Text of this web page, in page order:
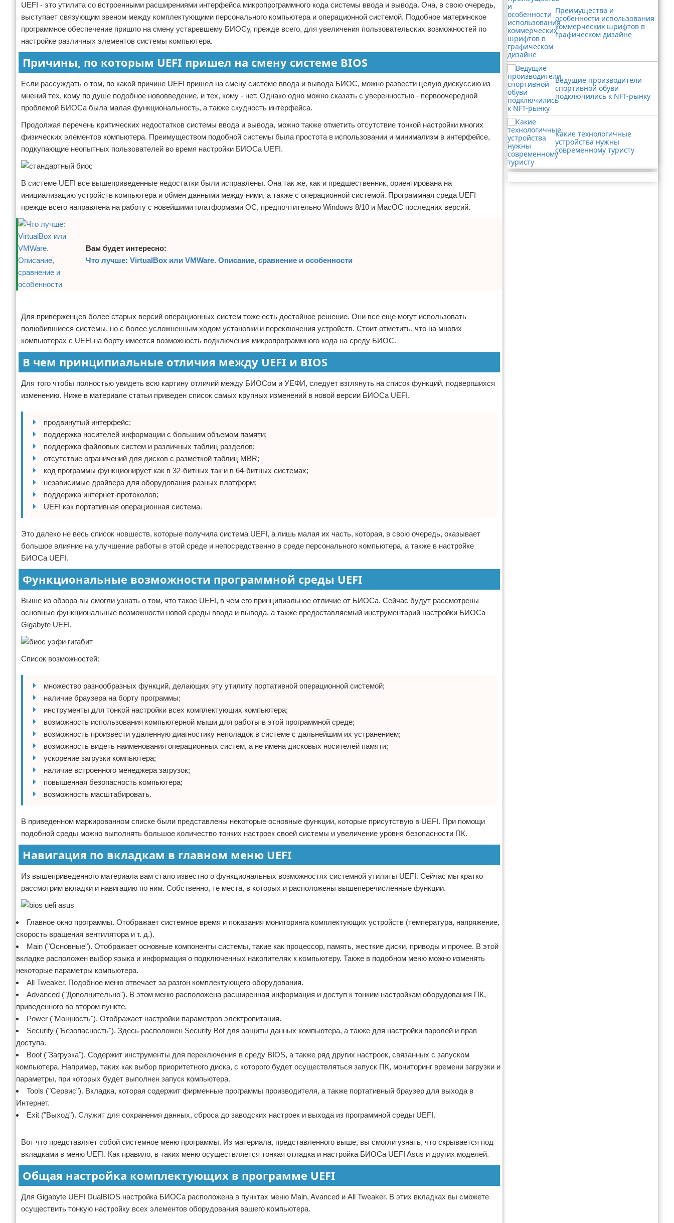
UEFI - это утилита со встроенными расширениями интерфейса микропрограммного кода системы ввода и вывода. Она, в свою очередь,
выступает связующим звеном между комплектующими персонального компьютера и операционной системой. Подобное материнское
программное обеспечение пришло на смену устаревшему БИОСу, прежде всего, для увеличения пользовательских возможностей по
настройке различных элементов системы компьютера.
Причины, по которым UEFI пришел на смену системе BIOS
Если рассуждать о том, по какой причине UEFI пришел на смену системе ввода и вывода БИОС, можно развести целую дискуссию из
мнений тех, кому по душе подобное нововведение, и тех, кому - нет. Однако одно можно сказать с уверенностью - первоочередной
проблемой БИОСа была малая функциональность, а также скудность интерфейса.
Продолжая перечень критических недостатков системы ввода и вывода, можно также отметить отсутствие тонкой настройки многих
физических элементов компьютера. Преимуществом подобной системы была простота в использовании и минимализм в интерфейсе,
подкупающие неопытных пользователей во время настройки БИОСа UEFI.
В системе UEFI все вышеприведенные недостатки были исправлены. Она так же, как и предшественник, ориентирована на
инициализацию устройств компьютера и обмен данными между ними, а также с операционной системой. Программная среда UEFI
прежде всего направлена на работу с новейшими платформами ОС, предпочтительно Windows 8/10 и MacOC последних версий.
Вам будет интересно:
Что лучше: VirtualBox или VMWare. Описание, сравнение и особенности
Для приверженцев более старых версий операционных систем тоже есть достойное решение. Они все еще могут использовать
полюбившиеся системы, но с более усложненным ходом установки и переключения устройств. Стоит отметить, что на многих
компьютерах с UEFI на борту имеется возможность подключения микропрограммного кода на среду БИОС.
В чем принципиальные отличия между UEFI и BIOS
Для того чтобы полностью увидеть всю картину отличий между БИОСом и УЕФИ, следует взглянуть на список функций, подвергшихся
изменению. Ниже в материале статьи приведен список самых крупных изменений в новой версии БИОСа UEFI.
продвинутый интерфейс;
поддержка носителей информации с большим объемом памяти;
поддержка файловых систем и различных таблиц разделов;
отсутствие ограничений для дисков с разметкой таблиц MBR;
код программы функционирует как в 32-битных так и в 64-битных системах;
независимые драйвера для оборудования разных платформ;
поддержка интернет-протоколов;
UEFI как портативная операционная система.
Это далеко не весь список новшеств, которые получила система UEFI, а лишь малая их часть, которая, в свою очередь, оказывает
большое влияние на улучшение работы в этой среде и непосредственно в среде персонального компьютера, а также в настройке
БИОСа UEFI.
Функциональные возможности программной среды UEFI
Выше из обзора вы смогли узнать о том, что такое UEFI, в чем его принципиальное отличие от БИОСа. Сейчас будут рассмотрены
основные функциональные возможности новой среды ввода и вывода, а также предоставляемый инструментарий настройки БИОСа
Gigabyte UEFI.
Список возможностей:
множество разнообразных функций, делающих эту утилиту портативной операционной системой;
наличие браузера на борту программы;
инструменты для тонкой настройки всех комплектующих компьютера;
возможность использования компьютерной мыши для работы в этой программной среде;
возможность произвести удаленную диагностику неполадок в системе с дальнейшим их устранением;
возможность видеть наименования операционных систем, а не имена дисковых носителей памяти;
ускорение загрузки компьютера;
наличие встроенного менеджера загрузок;
повышенная безопасность компьютера;
возможность масштабировать.
В приведенном маркированном списке были представлены некоторые основные функции, которые присутствую в UEFI. При помощи
подобной среды можно выполнять большое количество тонких настроек своей системы и увеличение уровня безопасности ПК.
Навигация по вкладкам в главном меню UEFI
Из вышеприведенного материала вам стало известно о функциональных возможностях системной утилиты UEFI. Сейчас мы кратко
рассмотрим вкладки и навигацию по ним. Собственно, те места, в которых и расположены вышеперечисленные функции.
Главное окно программы. Отображает системное время и показания мониторинга комплектующих устройств (температура, напряжение,
скорость вращения вентилятора и т. д.).
Main ("Основные"). Отображает основные компоненты системы, такие как процессор, память, жесткие диски, приводы и прочее. В этой
вкладке расположен выбор языка и информация о подключенных накопителях к компьютеру. Также в подобном меню можно изменять
некоторые параметры компьютера.
All Tweaker. Подобное меню отвечает за разгон комплектующего оборудования.
Advanced ("Дополнительно"). В этом меню расположена расширенная информация и доступ к тонким настройкам оборудования ПК,
приведенного во втором пункте.
Power ("Мощность"). Отображает настройки параметров электропитания.
Security ("Безопасность"). Здесь расположен Security Bot для защиты данных компьютера, а также для настройки паролей и прав
доступа.
Boot ("Загрузка"). Содержит инструменты для переключения в среду BIOS, а также ряд других настроек, связанных с запуском
компьютера. Например, таких как выбор приоритетного диска, с которого будет осуществляться запуск ПК, мониторинг времени загрузки и
параметры, при которых будет выполнен запуск компьютера.
Tools ("Сервис"). Вкладка, которая содержит фирменные программы производителя, а также портативный браузер для выхода в
Интернет.
Exit ("Выход"). Служит для сохранения данных, сброса до заводских настроек и выхода из программной среды UEFI.
Вот что представляет собой системное меню программы. Из материала, представленного выше, вы смогли узнать, что скрывается под
вкладками в меню UEFI. Как правило, в таких меню осуществляется тонкая отладка и настройка БИОСа UEFI Asus и других моделей.
Общая настройка комплектующих в программе UEFI
Для Gigabyte UEFI DualBIOS настройка БИОСа расположена в пунктах меню Main, Avanced и All Tweaker. В этих вкладках вы сможете
осуществить тонкую настройку всех элементов оборудования вашего компьютера.
Преимущества и
особенности использования
коммерческих шрифтов в
графическом дизайне
Ведущие производители
спортивной обуви
подключились к NFT-рынку
Какие технологичные
устройства нужны
современному туристу